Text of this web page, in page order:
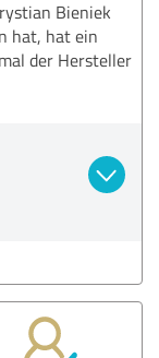
Bieniek
hat, hat ein
der Hersteller